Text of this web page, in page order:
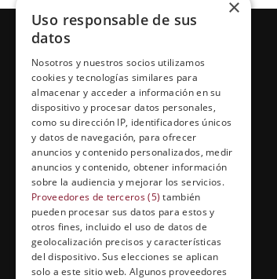
Grupo Esneca TV
Calle Prat de la Riba, 22, Entresuelo
(local 5)
×
Uso responsable de sus
datos
Nosotros y nuestros socios utilizamos
cookies y tecnologías similares para
almacenar y acceder a información en su
dispositivo y procesar datos personales,
como su dirección IP, identificadores únicos
y datos de navegación, para ofrecer
anuncios y contenido personalizados, medir
anuncios y contenido, obtener información
sobre la audiencia y mejorar los servicios.
Proveedores de terceros (5) también
pueden procesar sus datos para estos y
otros fines, incluido el uso de datos de
geolocalización precisos y características
del dispositivo. Sus elecciones se aplican
solo a este sitio web. Algunos proveedores